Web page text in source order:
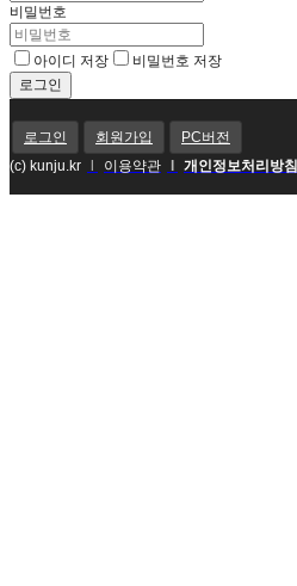
비밀번호
아이디 저장 비밀번호 저장
로그인 회원가입
PC버전
(c) kunju.kr
이용약관 개인정보처리방침